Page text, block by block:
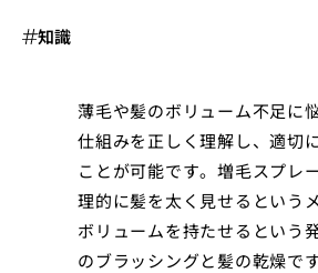
知識
薄毛や髪のボリューム不足に
仕組みを正しく理解し、適切
ことが可能です。増毛スプレ
理的に髪を太く見せるという
ボリュームを持たせるという
のブラッシングと髪の乾燥で